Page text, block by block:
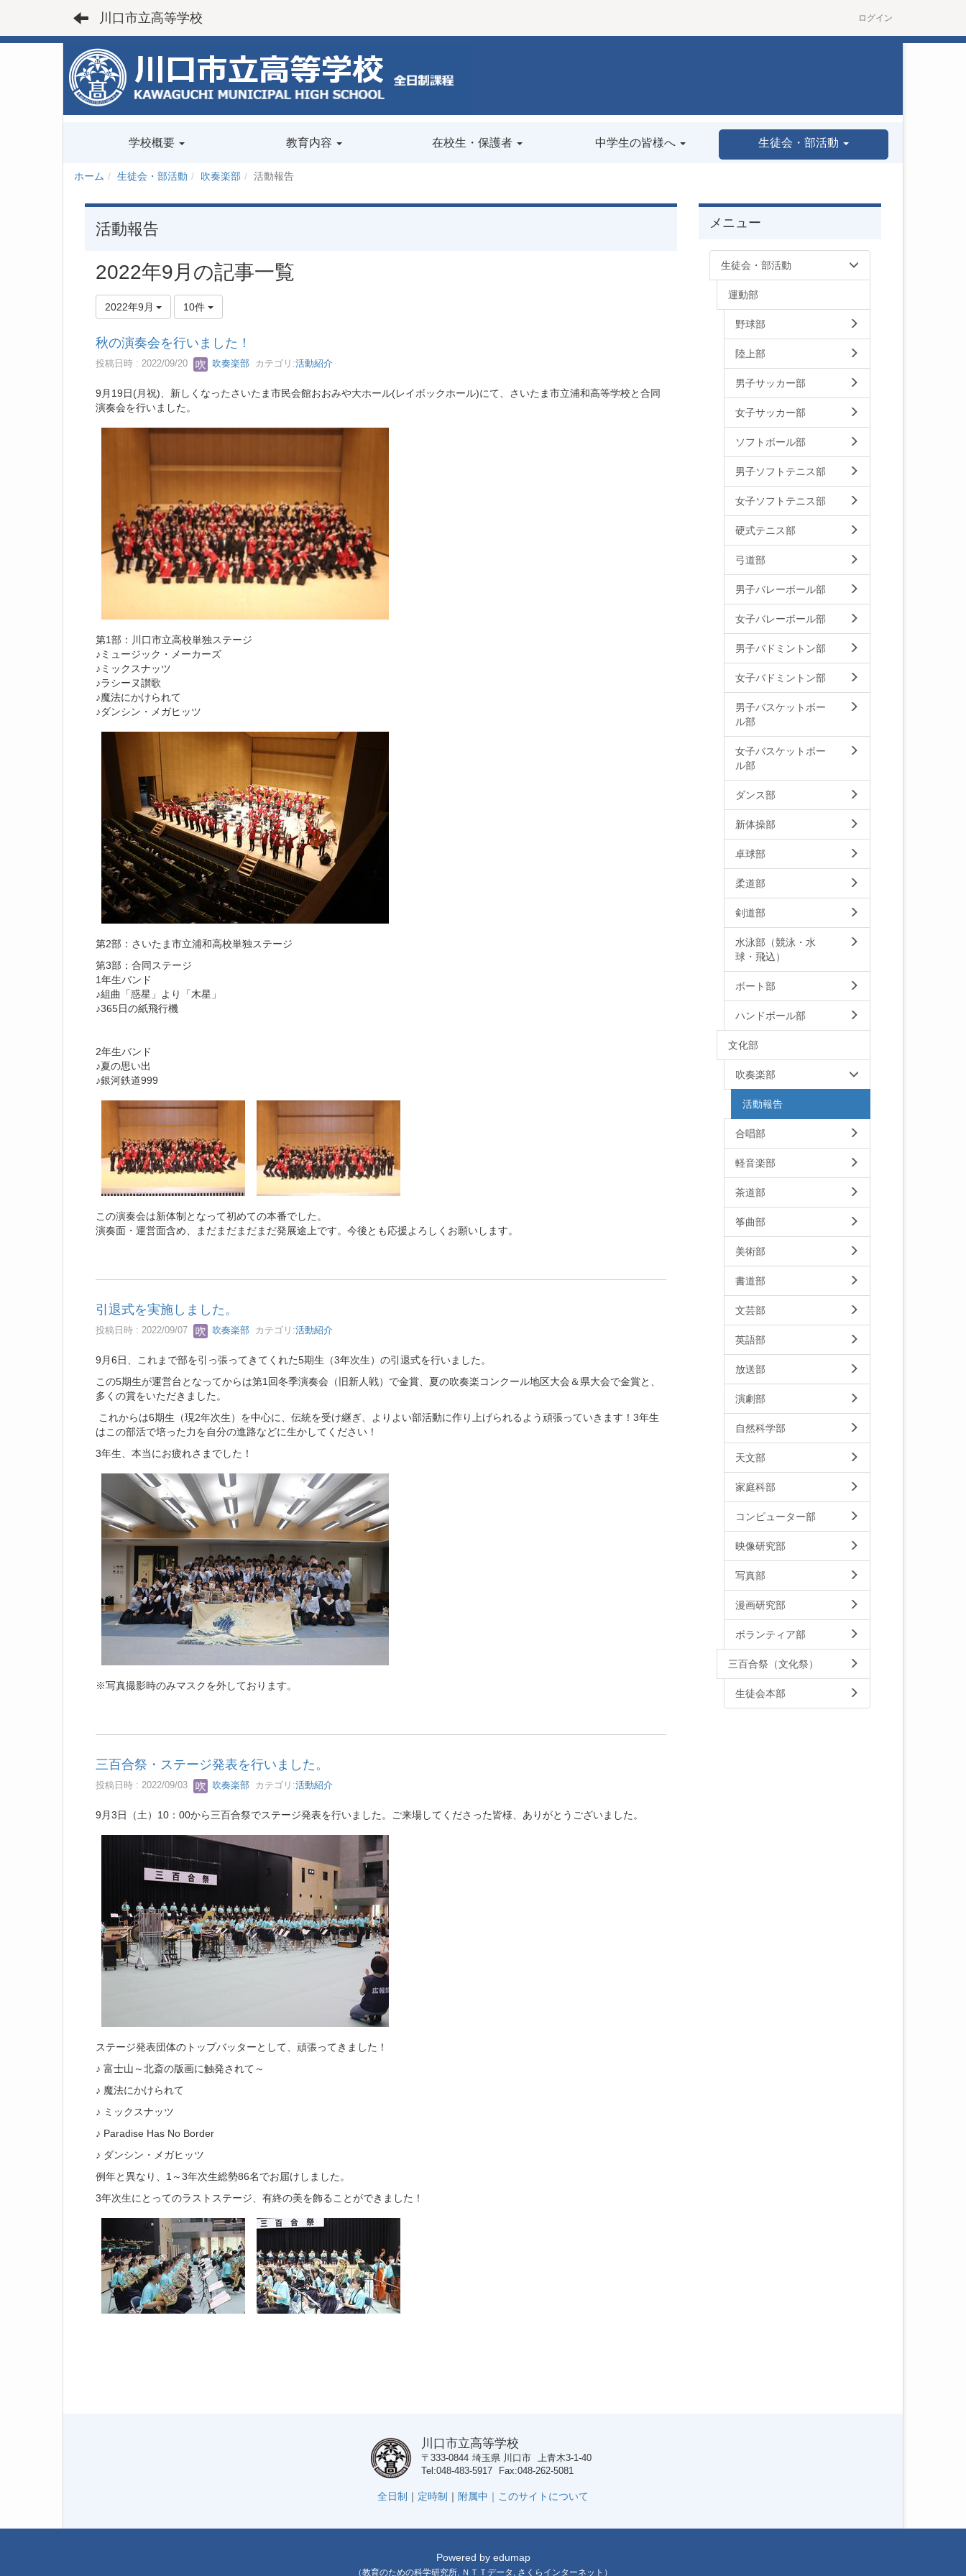
川口市立高等学校 ログイン
学校概要 教育内容 在校生・保護者 中学生の皆様へ 生徒会・部活動
ホーム 生徒会・部活動 吹奏楽部 活動報告
活動報告
2022年9月の記事一覧
2022年9月 10件
秋の演奏会を行いました！
投稿日時 : 2022/09/20 吹奏楽部 カテゴリ:活動紹介
9月19日(月祝)、新しくなったさいたま市民会館おおみや大ホール(レイボックホール)にて、さいたま市立浦和高等学校と合同
演奏会を行いました。
第1部：川口市立高校単独ステージ
♪ミュージック・メーカーズ
♪ミックスナッツ
♪ラシーヌ讃歌
♪魔法にかけられて
♪ダンシン・メガヒッツ
第2部：さいたま市立浦和高校単独ステージ
第3部：合同ステージ
1年生バンド
♪組曲「惑星」より「木星」
♪365日の紙飛行機
2年生バンド
♪夏の思い出
♪銀河鉄道999
この演奏会は新体制となって初めての本番でした。
演奏面・運営面含め、まだまだまだまだ発展途上です。今後とも応援よろしくお願いします。
引退式を実施しました。
投稿日時 : 2022/09/07 吹奏楽部 カテゴリ:活動紹介
9月6日、これまで部を引っ張ってきてくれた5期生（3年次生）の引退式を行いました。
この5期生が運営台となってからは第1回冬季演奏会（旧新人戦）で金賞、夏の吹奏楽コンクール地区大会＆県大会で金賞と、
多くの賞をいただきました。
これからは6期生（現2年次生）を中心に、伝統を受け継ぎ、よりよい部活動に作り上げられるよう頑張っていきます！3年生
はこの部活で培った力を自分の進路などに生かしてください！
3年生、本当にお疲れさまでした！
※写真撮影時のみマスクを外しております。
三百合祭・ステージ発表を行いました。
投稿日時 : 2022/09/03 吹奏楽部 カテゴリ:活動紹介
9月3日（土）10：00から三百合祭でステージ発表を行いました。ご来場してくださった皆様、ありがとうございました。
ステージ発表団体のトップバッターとして、頑張ってきました！
♪ 富士山～北斎の版画に触発されて～
♪ 魔法にかけられて
♪ ミックスナッツ
♪ Paradise Has No Border
♪ ダンシン・メガヒッツ
例年と異なり、1～3年次生総勢86名でお届けしました。
3年次生にとってのラストステージ、有終の美を飾ることができました！
メニュー
生徒会・部活動
運動部
野球部
陸上部
男子サッカー部
女子サッカー部
ソフトボール部
男子ソフトテニス部
女子ソフトテニス部
硬式テニス部
弓道部
男子バレーボール部
女子バレーボール部
男子バドミントン部
女子バドミントン部
男子バスケットボー
ル部
女子バスケットボー
ル部
ダンス部
新体操部
卓球部
柔道部
剣道部
水泳部（競泳・水
球・飛込）
ボート部
ハンドボール部
文化部
吹奏楽部
活動報告
合唱部
軽音楽部
茶道部
筝曲部
美術部
書道部
文芸部
英語部
放送部
演劇部
自然科学部
天文部
家庭科部
コンピューター部
映像研究部
写真部
漫画研究部
ボランティア部
三百合祭（文化祭）
生徒会本部
川口市立高等学校
〒333-0844 埼玉県 川口市 上青木3-1-40
Tel 048-483-5917 Fax 048-262-5081
全日制 ｜ 定時制 ｜ 附属中｜ このサイトについて
Powered by edumap
（教育のための科学研究所, ＮＴＴデータ , さくらインターネット ）